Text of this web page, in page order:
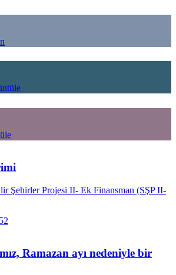
Şehirler Projesi II- Ek Finansman (SŞP II-
Ramazan ayı nedeniyle bir